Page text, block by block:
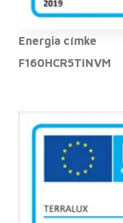
Energia címke
F160HCR5TINVM